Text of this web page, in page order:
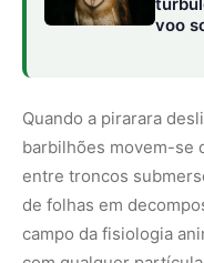
caranguejos,
capture seu alimento
incrivelmente rápido
Essa especialização
que na pirarara são
posicionados no topo